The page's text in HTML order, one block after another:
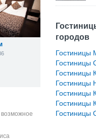
возможное
городов
Гостиницы
Гостиницы
Гостиницы
Гостиницы
Гостиницы
Гостиницы
Гостиницы